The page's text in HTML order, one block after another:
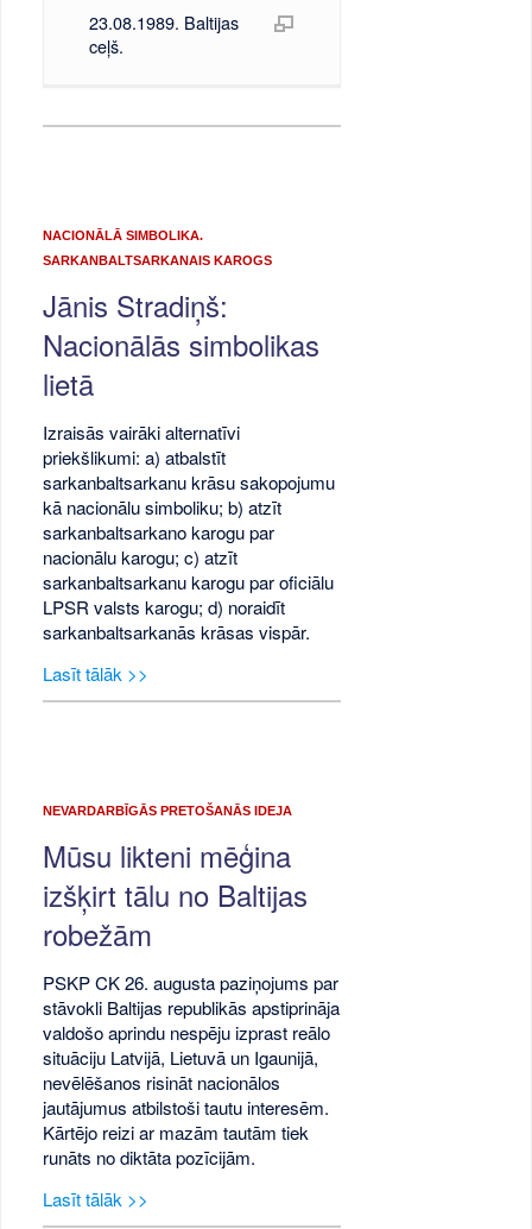
23.08.1989. Baltijas
ceļš.
NACIONĀLĀ SIMBOLIKA.
SARKANBALTSARKANAIS KAROGS
Jānis Stradiņš:
Nacionālās simbolikas
lietā
Izraisās vairāki alternatīvi
priekšlikumi: a) atbalstīt
sarkanbaltsarkanu krāsu sakopojumu
kā nacionālu simboliku; b) atzīt
sarkanbaltsarkano karogu par
nacionālu karogu; c) atzīt
sarkanbaltsarkanu karogu par oficiālu
LPSR valsts karogu; d) noraidīt
sarkanbaltsarkanās krāsas vispār.
Lasīt tālāk >>
NEVARDARBĪGĀS PRETOŠANĀS IDEJA
Mūsu likteni mēģina
izšķirt tālu no Baltijas
robežām
PSKP CK 26. augusta paziņojums par
stāvokli Baltijas republikās apstiprināja
valdošo aprindu nespēju izprast reālo
situāciju Latvijā, Lietuvā un Igaunijā,
nevēlēšanos risināt nacionālos
jautājumus atbilstoši tautu interesēm.
Kārtējo reizi ar mazām tautām tiek
runāts no diktāta pozīcijām.
Lasīt tālāk >>